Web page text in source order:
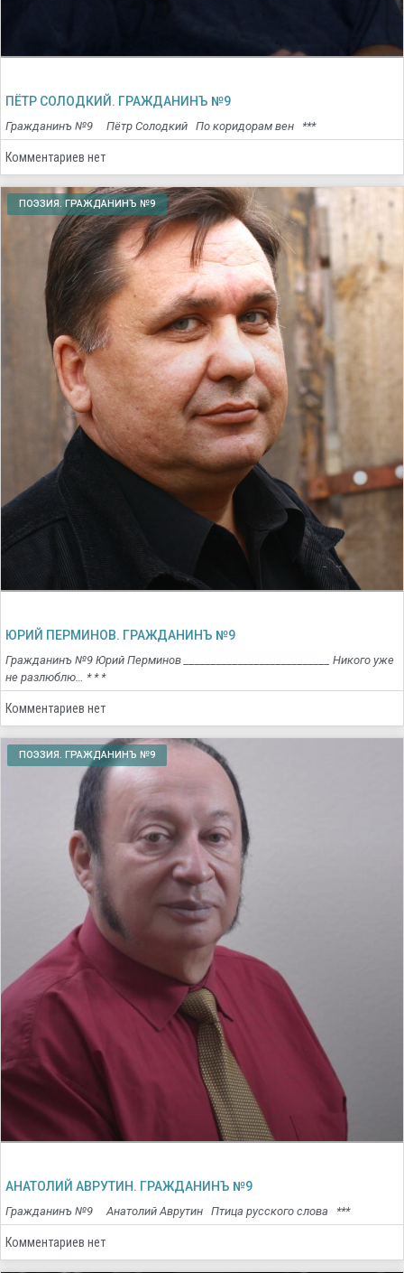
ПЁТР СОЛОДКИЙ. ГРАЖДАНИНЪ №9
Гражданинъ №9 Пётр Солодкий По коридорам вен ***
Комментариев нет
ПОЭЗИЯ. ГРАЖДАНИНЪ №9
ЮРИЙ ПЕРМИНОВ. ГРАЖДАНИНЪ №9
Гражданинъ №9 Юрий Перминов ___________________________ Никого уже
не разлюблю… * * *
Комментариев нет
ПОЭЗИЯ. ГРАЖДАНИНЪ №9
АНАТОЛИЙ АВРУТИН. ГРАЖДАНИНЪ №9
Гражданинъ №9 Анатолий Аврутин Птица русского слова ***
Комментариев нет